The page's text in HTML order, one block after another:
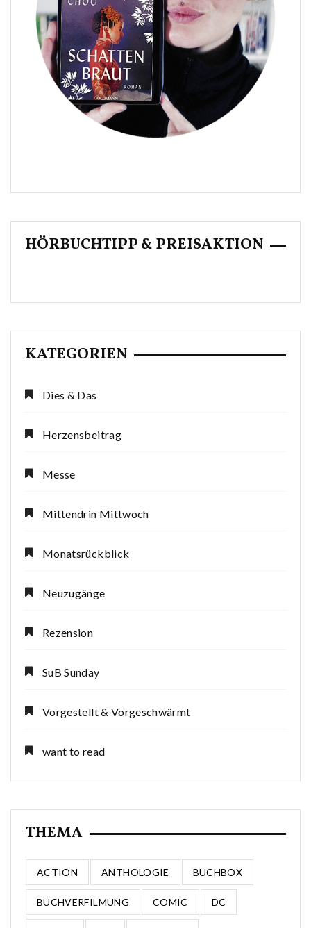
HÖRBUCHTIPP & PREISAKTION
KATEGORIEN
Dies & Das
Herzensbeitrag
Messe
Mittendrin Mittwoch
Monatsrückblick
Neuzugänge
Rezension
SuB Sunday
Vorgestellt & Vorgeschwärmt
want to read
THEMA
ACTION ANTHOLOGIE BUCHBOX
BUCHVERFILMUNG COMIC DC